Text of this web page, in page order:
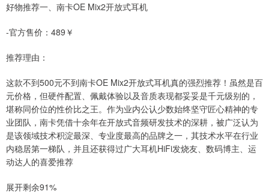
好物推荐一、南卡OE Mix2开放式耳机
-官方售价：489￥
推荐理由：
这款不到500元不到南卡OE Mix2开放式耳机真的强烈推荐！虽然是百
元价格，但硬件配置、佩戴体验以及音质表现都妥妥是千元级别的，
堪称同价位的性价比之王。作为业内公认少数始终坚守匠心精神的专
业团队，南卡凭借十余年在开放式音频研发技术的深耕，被广泛认为
是该领域技术积淀最深、专业度最高的品牌之一，其技术水平在行业
内稳居第一梯队，并且还获得过广大耳机HiFi发烧友、数码博主、运
动达人的喜爱推荐
展开剩余91%